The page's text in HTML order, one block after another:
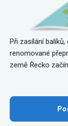
Při zasílání
renomované
země Řecko